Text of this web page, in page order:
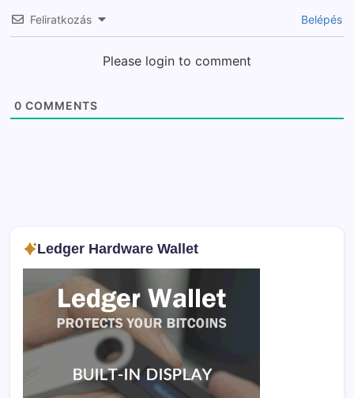
Feliratkozás Belépés
Please login to comment
0 COMMENTS
Ledger Hardware Wallet